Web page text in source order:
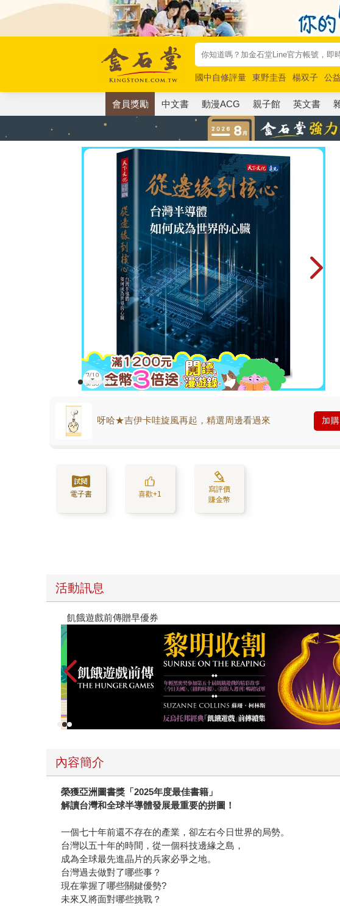
國中自修評量 東野圭吾 楊双子 公
唯紅花綻放
奧德賽 路邊攤新作 馬
會員獎勵 中文書 動漫ACG 親子館 英文書
呀哈★吉伊卡哇旋風再起，精選周邊看過來 加購
電子書 喜歡+1
寫評價
賺金幣
活動訊息
高功能倖存者：如果不「有用」，我還值得被愛嗎？（限量作者親
內容簡介
榮獲亞洲圖書獎「2025年度最佳書籍」
解讀台灣和全球半導體發展最重要的拼圖！
一個七十年前還不存在的產業，卻左右今日世界的局勢。
台灣以五十年的時間，從一個科技邊緣之島，
成為全球最先進晶片的兵家必爭之地。
台灣過去做對了哪些事？
現在掌握了哪些關鍵優勢?
未來又將面對哪些挑戰？